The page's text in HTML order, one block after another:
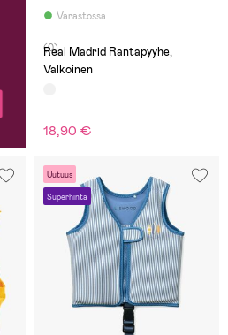
Varastossa
(0)
Real Madrid Rantapyyhe,
Valkoinen
18,90 €
Uutuus
Superhinta